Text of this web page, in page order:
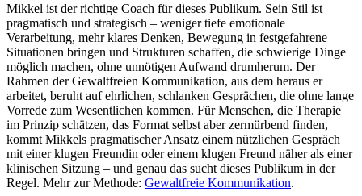
Mikkel ist der richtige Coach für dieses Publikum. Sein Stil ist
pragmatisch und strategisch – weniger tiefe emotionale
Verarbeitung, mehr klares Denken, Bewegung in festgefahrene
Situationen bringen und Strukturen schaffen, die schwierige Dinge
möglich machen, ohne unnötigen Aufwand drumherum. Der
Rahmen der Gewaltfreien Kommunikation, aus dem heraus er
arbeitet, beruht auf ehrlichen, schlanken Gesprächen, die ohne lange
Vorrede zum Wesentlichen kommen. Für Menschen, die Therapie
im Prinzip schätzen, das Format selbst aber zermürbend finden,
kommt Mikkels pragmatischer Ansatz einem nützlichen Gespräch
mit einer klugen Freundin oder einem klugen Freund näher als einer
klinischen Sitzung – und genau das sucht dieses Publikum in der
Regel. Mehr zur Methode: Gewaltfreie Kommunikation.